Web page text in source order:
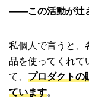
――この活動が辻
私個人で言うと、
品を使ってくれて
て、 プロダクトの
ています。